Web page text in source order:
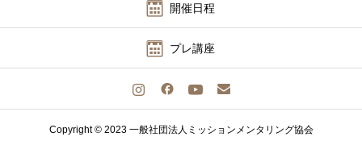
開催日程
プレ講座
Copyright © 2023 一般社団法人ミッションメンタリング協会